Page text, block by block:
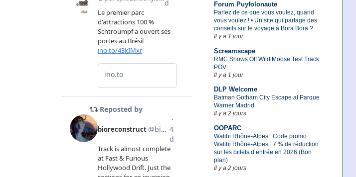
Forum Puyfolonaute
Parlez de ce que vous voulez, quand
vous voulez ! • Un site qui partage des
conseils sur le voyage à Bora Bora ?
Il y a 1 jour
Screamscape
RMC Shows Off Wild Moose Test Track
POV
Il y a 1 jour
DLP Welcome
Batman Gotham City Escape at Parque
Warner Madrid
Il y a 2 jours
OOPARC
Walibi Rhône-Alpes : Code promo
Walibi Rhône-Alpes : 7 % de réduction
sur les billets d’entrée en 2026 (Bon
plan)
Il y a 2 jours